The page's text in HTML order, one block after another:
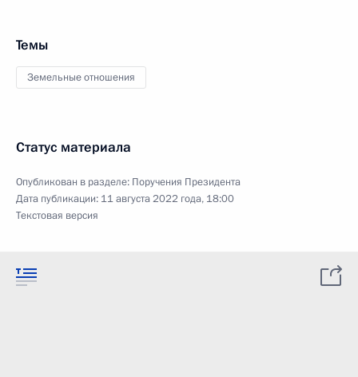
Темы
Земельные отношения
Статус материала
Опубликован в разделе: Поручения Президента
Дата публикации: 11 августа 2022 года, 18:00
Текстовая версия